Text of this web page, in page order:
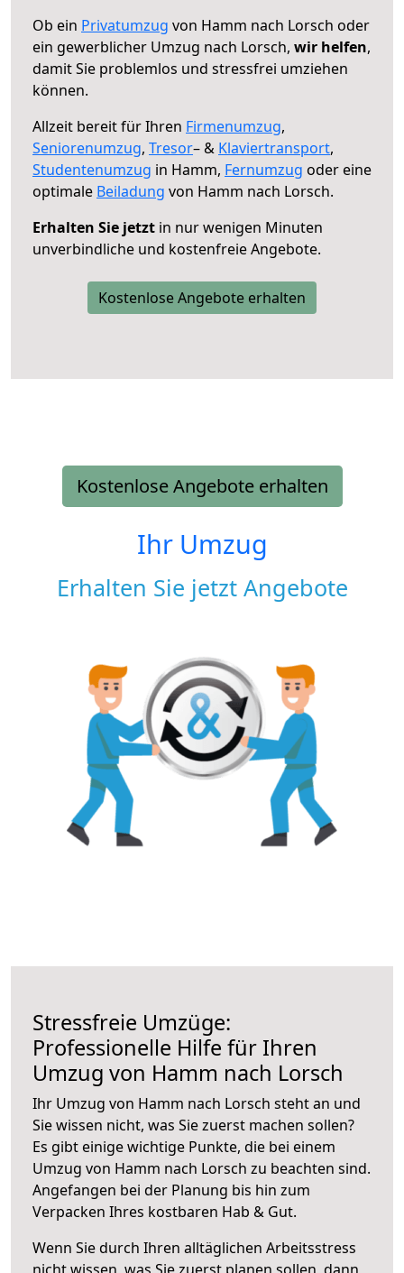
Ob ein Privatumzug von Hamm nach Lorsch oder
ein gewerblicher Umzug nach Lorsch, wir helfen,
damit Sie problemlos und stressfrei umziehen
können.
Allzeit bereit für Ihren Firmenumzug,
Seniorenumzug, Tresor– & Klaviertransport,
Studentenumzug in Hamm, Fernumzug oder eine
optimale Beiladung von Hamm nach Lorsch.
Erhalten Sie jetzt in nur wenigen Minuten
unverbindliche und kostenfreie Angebote.
Kostenlose Angebote erhalten
Kostenlose Angebote erhalten
Ihr Umzug
Erhalten Sie jetzt Angebote
Stressfreie Umzüge:
Professionelle Hilfe für Ihren
Umzug von Hamm nach Lorsch
Ihr Umzug von Hamm nach Lorsch steht an und
Sie wissen nicht, was Sie zuerst machen sollen?
Es gibt einige wichtige Punkte, die bei einem
Umzug von Hamm nach Lorsch zu beachten sind.
Angefangen bei der Planung bis hin zum
Verpacken Ihres kostbaren Hab & Gut.
Wenn Sie durch Ihren alltäglichen Arbeitsstress